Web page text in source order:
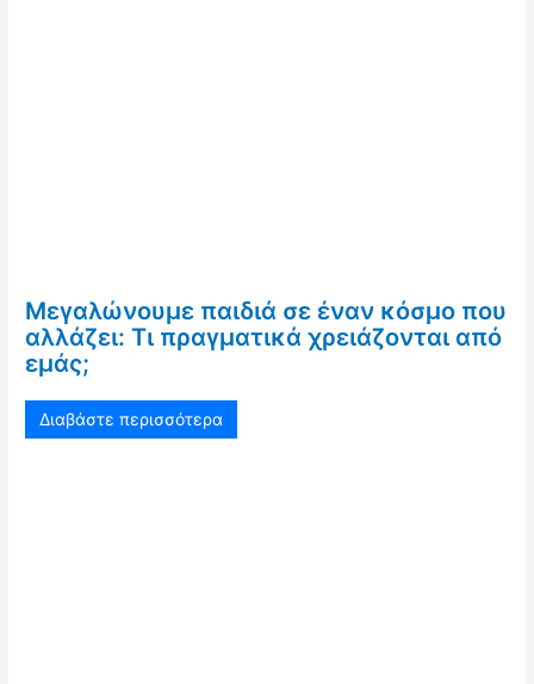
Μεγαλώνουμε παιδιά σε έναν κόσμο που
αλλάζει: Τι πραγματικά χρειάζονται από
εμάς;
Διαβάστε περισσότερα